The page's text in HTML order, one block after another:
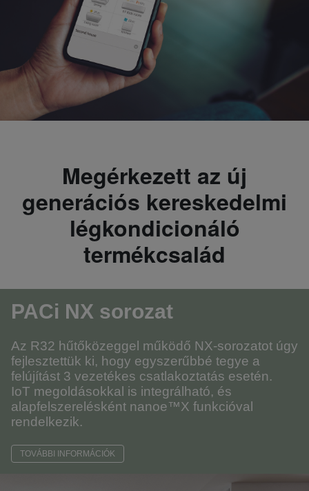
Megérkezett az új
generációs kereskedelmi
légkondicionáló
termékcsalád
PACi NX sorozat
Az R32 hűtőközeggel működő NX-sorozatot úgy
fejlesztettük ki, hogy egyszerűbbé tegye a
felújítást 3 vezetékes csatlakoztatás esetén.
IoT megoldásokkal is integrálható, és
alapfelszerelésként nanoe™X funkcióval
rendelkezik.
TOVÁBBI INFORMÁCIÓK